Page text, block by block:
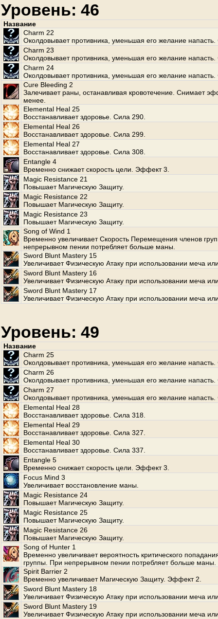
Уровень: 46
Название
Charm 22
Околдовывает противника, уменьшая его желание
Charm 23
Околдовывает противника, уменьшая его желание
Charm 24
Околдовывает противника, уменьшая его желание
Cure Bleeding 2
Залечивает раны, останавливая кровотечение. Снимает
менее.
Elemental Heal 25
Восстанавливает здоровье. Сила 290.
Elemental Heal 26
Восстанавливает здоровье. Сила 299.
Elemental Heal 27
Восстанавливает здоровье. Сила 308.
Entangle 4
Временно снижает скорость цели. Эффект 3.
Magic Resistance 21
Повышает Магическую Защиту.
Magic Resistance 22
Повышает Магическую Защиту.
Magic Resistance 23
Повышает Магическую Защиту.
Song of Wind 1
Временно увеличивает Скорость Перемещения членов
непрерывном пении потребляет больше маны.
Sword Blunt Mastery 15
Увеличивает Физическую Атаку при использовании меча
Sword Blunt Mastery 16
Увеличивает Физическую Атаку при использовании меча
Sword Blunt Mastery 17
Увеличивает Физическую Атаку при использовании меча
Уровень: 49
Название
Charm 25
Околдовывает противника, уменьшая его желание
Charm 26
Околдовывает противника, уменьшая его желание
Charm 27
Околдовывает противника, уменьшая его желание
Elemental Heal 28
Восстанавливает здоровье. Сила 318.
Elemental Heal 29
Восстанавливает здоровье. Сила 327.
Elemental Heal 30
Восстанавливает здоровье. Сила 337.
Entangle 5
Временно снижает скорость цели. Эффект 3.
Focus Mind 3
Увеличивает восстановление маны.
Magic Resistance 24
Повышает Магическую Защиту.
Magic Resistance 25
Повышает Магическую Защиту.
Magic Resistance 26
Повышает Магическую Защиту.
Song of Hunter 1
Временно увеличивает вероятность критического
группы. При непрерывном пении потребляет больше маны.
Spirit Barrier 2
Временно увеличивает Магическую Защиту. Эффект 2.
Sword Blunt Mastery 18
Увеличивает Физическую Атаку при использовании меча
Sword Blunt Mastery 19
Увеличивает Физическую Атаку при использовании меча